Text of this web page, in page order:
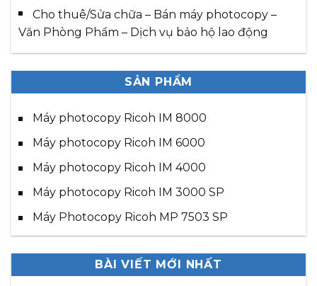
Cho thuê/Sửa chữa – Bán máy photocopy –
Văn Phòng Phẩm – Dịch vụ bảo hộ lao động
SẢN PHẨM
Máy photocopy Ricoh IM 8000
Máy photocopy Ricoh IM 6000
Máy photocopy Ricoh IM 4000
Máy photocopy Ricoh IM 3000 SP
Máy Photocopy Ricoh MP 7503 SP
BÀI VIẾT MỚI NHẤT